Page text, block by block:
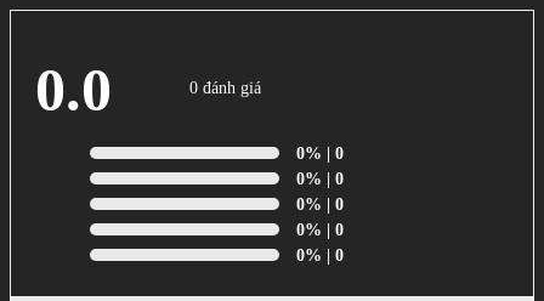
0.0 0 đánh giá
0% | 0
0% | 0
0% | 0
0% | 0
0% | 0